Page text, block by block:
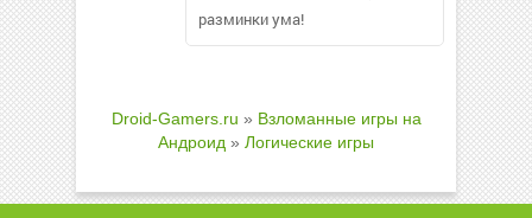
разминки ума!
Droid-Gamers.ru » Взломанные игры на
Андроид » Логические игры